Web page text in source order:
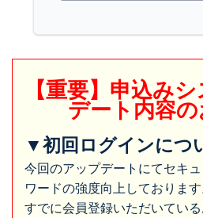
【重要】申込み
デート内容
▼初回ログインにつ
今回のアップデートにてセキ
ワードの強度向上しております
すでに会員登録いただいてい